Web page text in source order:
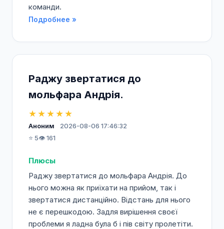
команди.
Подробнее »
Раджу звертатися до
мольфара Андрія.
★★★★★
Аноним
2026-08-06 17:46:32
⭐ 5👁️ 161
Плюсы
Раджу звертатися до мольфара Андрія. До
нього можна як приїхати на прийом, так і
звертатися дистанційно. Відстань для нього
не є перешкодою. Задля вирішення своєї
проблеми я ладна була б і пів світу пролетіти.